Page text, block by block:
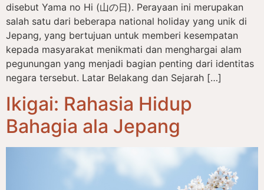
disebut Yama no Hi (山の日). Perayaan ini merupakan
salah satu dari beberapa national holiday yang unik di
Jepang, yang bertujuan untuk memberi kesempatan
kepada masyarakat menikmati dan menghargai alam
pegunungan yang menjadi bagian penting dari identitas
negara tersebut. Latar Belakang dan Sejarah […]
Ikigai: Rahasia Hidup
Bahagia ala Jepang